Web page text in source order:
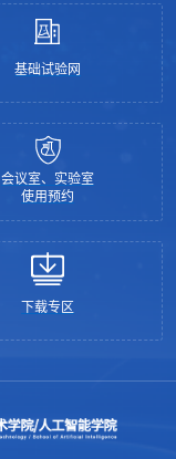
基础试验网
会议室、实验室
使用预约
下载专区